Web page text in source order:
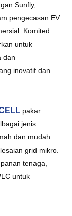
Sunfly,
pengecasan EV
Komited
untuk
dan
inovatif dan
pakar
jenis
dan mudah
grid mikro.
tenaga,
untuk